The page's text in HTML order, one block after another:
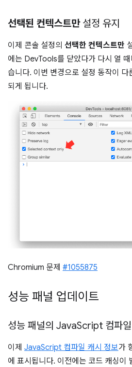
선택된 컨텍스트만설정 유지
이제 콘솔 설정의 선택한 컨텍스트만
에는 DevTools를 닫았다가 다시 열
습니다. 이번 변경으로 설정 동작이 다
되게 됩니다.
Chromium 문제 #1055875
성능 패널 업데이트
성능 패널의 JavaScript 컴파
이제 JavaScript 컴파일 캐시 정보가
에 표시됩니다. 이전에는 코드 캐싱이